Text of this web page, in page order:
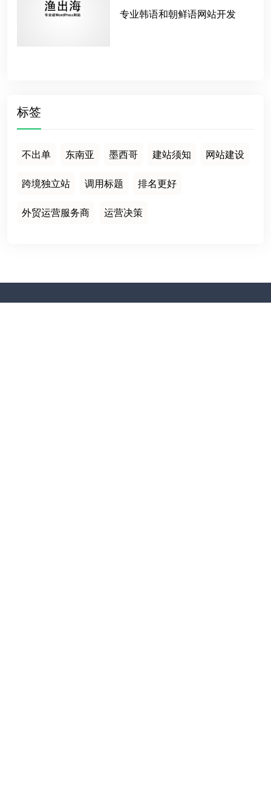
专业韩语和朝鲜语网站开发
标签
不出单 东南亚 墨西哥 建站须知 网站建设
跨境独立站 调用标题 排名更好
外贸运营服务商 运营决策